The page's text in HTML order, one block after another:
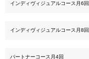
インディヴィジュアルコース月6回
インディヴィジュアルコース月8回
パートナーコース月4回